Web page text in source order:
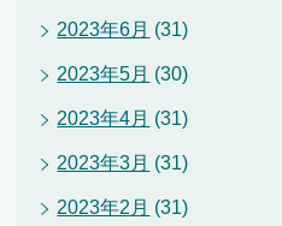
2023年6月 (31)
2023年5月 (30)
2023年4月 (31)
2023年3月 (31)
2023年2月 (31)